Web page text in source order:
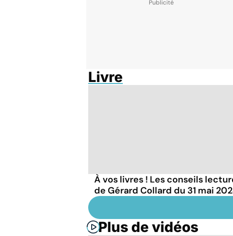
Livre
À vos livres ! Les conseils
de Gérard Collard du 31 mai
Plus de vidéos